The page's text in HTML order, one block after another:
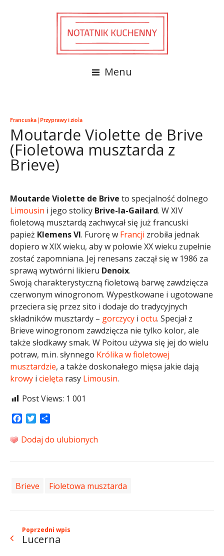
Menu
Francuska| Przyprawy i zioła
Moutarde Violette de Brive
(Fioletowa musztarda z
Brieve)
Moutarde Violette de Brive to specjalność dolnego
Limousin i jego stolicy Brive-la-Gailard. W XIV
fioletową musztardą zachwycał się już francuski
papież Klemens VI. Furorę w Francji zrobiła jednak
dopiero w XIX wieku, aby w połowie XX wieku zupełnie
zostać zapomniana. Jej renesans zaczął się w 1986 za
sprawą wytwórni likieru Denoix.
Swoją charakterystyczną fioletową barwę zawdzięcza
czerwonym winogronom. Wypestkowane i ugotowane
przeciera się przez sito i dodaje do tradycyjnych
składników musztardy – gorczycy i octu. Specjał z
Brieve winogronom zawdzięcza nie tylko kolor, ale
także słodkawy smak. W Poitou używa się jej do wielu
potraw, m.in. słynnego Królika w fioletowej
musztardzie, a także doskonałego mięsa jakie dają
krowy i cielęta rasy Limousin.
Post Views: 1 001
Facebook
Twitter
Dodaj do ulubionych
Brieve Fioletowa musztarda
Poprzedni wpis
Lucerna